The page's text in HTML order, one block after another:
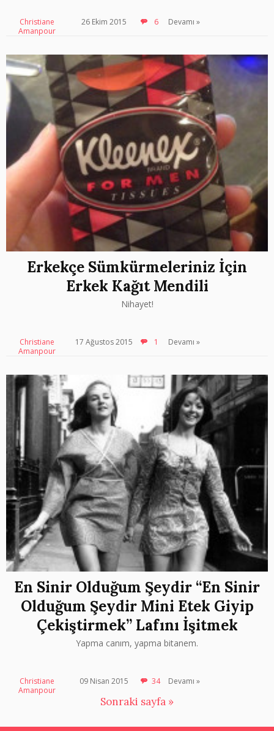
Christiane
Amanpour
26 Ekim 2015 6 Devamı »
Erkekçe Sümkürmeleriniz İçin
Erkek Kağıt Mendili
Nihayet!
Christiane
Amanpour
17 Ağustos 2015 1 Devamı »
En Sinir Olduğum Şeydir “En Sinir
Olduğum Şeydir Mini Etek Giyip
Çekiştirmek” Lafını İşitmek
Yapma canım, yapma bitanem.
Christiane
Amanpour
09 Nisan 2015 34 Devamı »
Sonraki sayfa »